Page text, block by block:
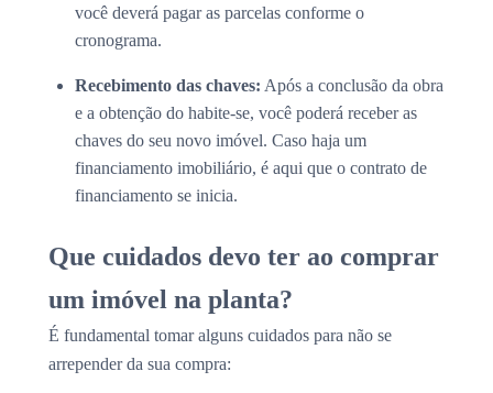
você deverá pagar as parcelas conforme o
cronograma.
Recebimento das chaves: Após a conclusão da obra
e a obtenção do habite-se, você poderá receber as
chaves do seu novo imóvel. Caso haja um
financiamento imobiliário, é aqui que o contrato de
financiamento se inicia.
Que cuidados devo ter ao comprar
um imóvel na planta?
É fundamental tomar alguns cuidados para não se
arrepender da sua compra: